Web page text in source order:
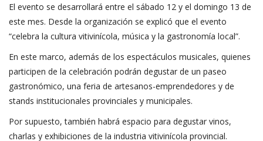
El evento se desarrollará entre el sábado 12 y el domingo 13 de
este mes. Desde la organización se explicó que el evento
“celebra la cultura vitivinícola, música y la gastronomía local”.
En este marco, además de los espectáculos musicales, quienes
participen de la celebración podrán degustar de un paseo
gastronómico, una feria de artesanos-emprendedores y de
stands institucionales provinciales y municipales.
Por supuesto, también habrá espacio para degustar vinos,
charlas y exhibiciones de la industria vitivinícola provincial.